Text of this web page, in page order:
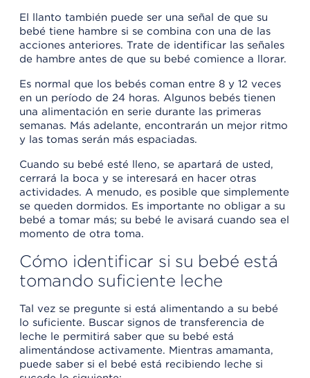
El llanto también puede ser una señal de que su
bebé tiene hambre si se combina con una de las
acciones anteriores. Trate de identificar las señales
de hambre antes de que su bebé comience a llorar.
Es normal que los bebés coman entre 8 y 12 veces
en un período de 24 horas. Algunos bebés tienen
una alimentación en serie durante las primeras
semanas. Más adelante, encontrarán un mejor ritmo
y las tomas serán más espaciadas.
Cuando su bebé esté lleno, se apartará de usted,
cerrará la boca y se interesará en hacer otras
actividades. A menudo, es posible que simplemente
se queden dormidos. Es importante no obligar a su
bebé a tomar más; su bebé le avisará cuando sea el
momento de otra toma.
Cómo identificar si su bebé está
tomando suficiente leche
Tal vez se pregunte si está alimentando a su bebé
lo suficiente. Buscar signos de transferencia de
leche le permitirá saber que su bebé está
alimentándose activamente. Mientras amamanta,
puede saber si el bebé está recibiendo leche si